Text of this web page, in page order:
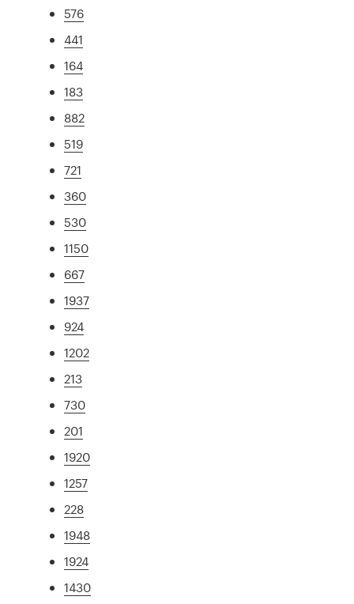
576
441
164
183
882
519
721
360
530
1150
667
1937
924
1202
213
730
201
1920
1257
228
1948
1924
1430